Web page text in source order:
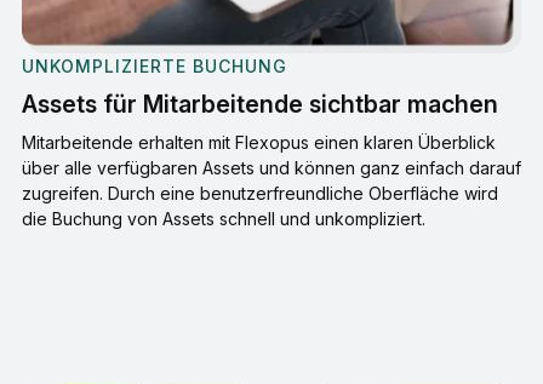
UNKOMPLIZIERTE BUCHUNG
Assets für Mitarbeitende sichtbar machen
Mitarbeitende erhalten mit Flexopus einen klaren Überblick
über alle verfügbaren Assets und können ganz einfach darauf
zugreifen. Durch eine benutzerfreundliche Oberfläche wird
die Buchung von Assets schnell und unkompliziert.